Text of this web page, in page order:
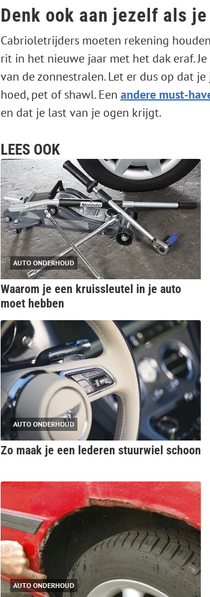
Denk ook aan jezelf als
Cabrioletrijders moeten rekening
rit in het nieuwe jaar met het dak eraf.
van de zonnestralen. Let er dus op dat
hoed, pet of shawl. Een andere must-
en dat je last van je ogen krijgt.
LEES OOK
AUTO ONDERHOUD
Waarom je een kruissleutel in je auto
moet hebben
AUTO ONDERHOUD
Zo maak je een lederen stuurwiel schoon
AUTO ONDERHOUD